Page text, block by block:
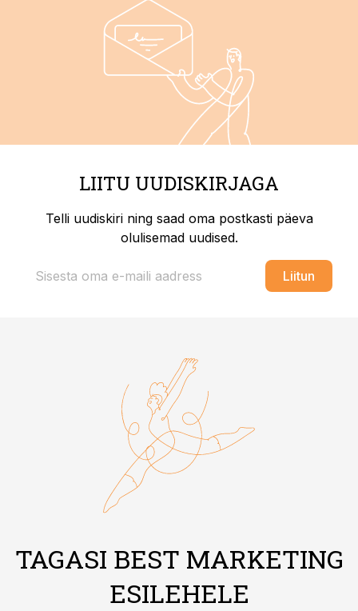
LIITU UUDISKIRJAGA
Telli uudiskiri ning saad oma postkasti päeva
olulisemad uudised.
Liitun
TAGASI BEST MARKETING
ESILEHELE